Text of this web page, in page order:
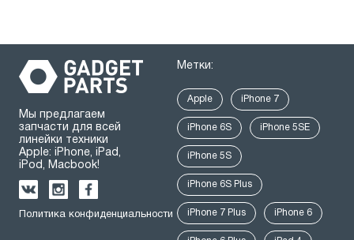
Мы предлагаем
запчасти для всей
линейки техники
Apple: iPhone, iPad,
iPod, Macbook!
Политика конфиденциальности
Метки:
Apple iPhone 7
iPhone 6S iPhone 5SE
iPhone 5S
iPhone 6S Plus
iPhone 7 Plus iPhone 6